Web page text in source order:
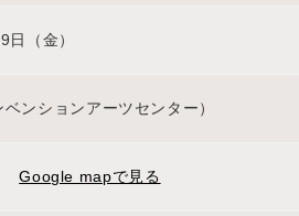
（金）
ンションアーツセンター）
1Google mapで見る